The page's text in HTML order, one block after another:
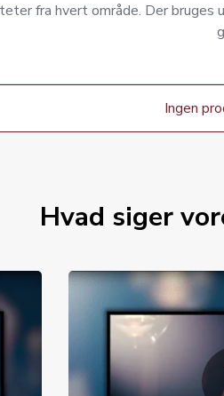
fra hvert område. Der bruges
Ingen
Hvad siger